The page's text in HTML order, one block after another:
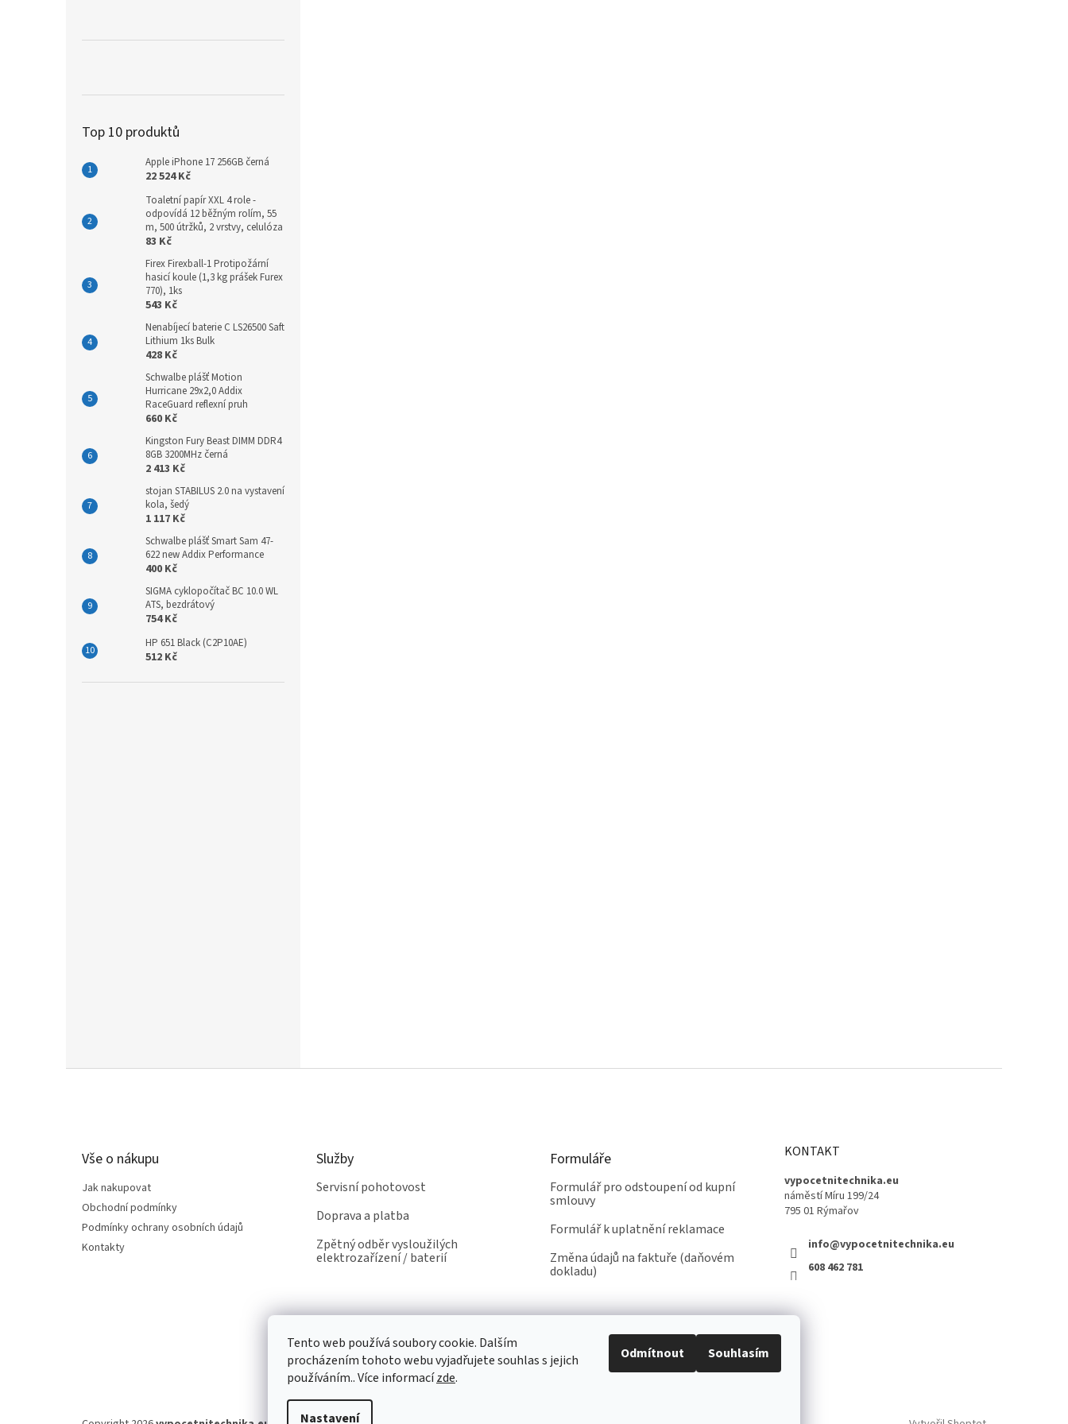
Tento web používá soubory cookie. Dalším
procházením tohoto webu vyjadřujete souhlas s jejich
používáním.. Více informacízde.
Nastavení
Odmítnout Souhlasím
Top 10 produktů
Apple iPhone 17 256GB černá
22 524 Kč
Toaletní papír XXL 4 role -
odpovídá 12 běžným rolím, 55
m, 500 útržků, 2 vrstvy, celulóza
83 Kč
Firex Firexball-1 Protipožární
hasicí koule (1,3 kg prášek Furex
770), 1ks
543 Kč
Nenabíjecí baterie C LS26500 Saft
Lithium 1ks Bulk
428 Kč
Schwalbe plášť Motion
Hurricane 29x2,0 Addix
RaceGuard reflexní pruh
660 Kč
Kingston Fury Beast DIMM DDR4
8GB 3200MHz černá
2 413 Kč
stojan STABILUS 2.0 na vystavení
kola, šedý
1 117 Kč
Schwalbe plášť Smart Sam 47-
622 new Addix Performance
400 Kč
SIGMA cyklopočítač BC 10.0 WL
ATS, bezdrátový
754 Kč
HP 651 Black (C2P10AE)
512 Kč
Vše o nákupu
Jak nakupovat
Obchodní podmínky
Podmínky ochrany osobních údajů
Kontakty
Služby
Servisní pohotovost
Doprava a platba
Zpětný odběr vysloužilých
elektrozařízení / baterií
Formuláře
Formulář pro odstoupení od kupní
smlouvy
Formulář k uplatnění reklamace
Změna údajů na faktuře (daňovém
dokladu)
KONTAKT
vypocetnitechnika.eu
náměstí Míru 199/24
795 01 Rýmařov
info@vypocetnitechnika.eu
608 462 781